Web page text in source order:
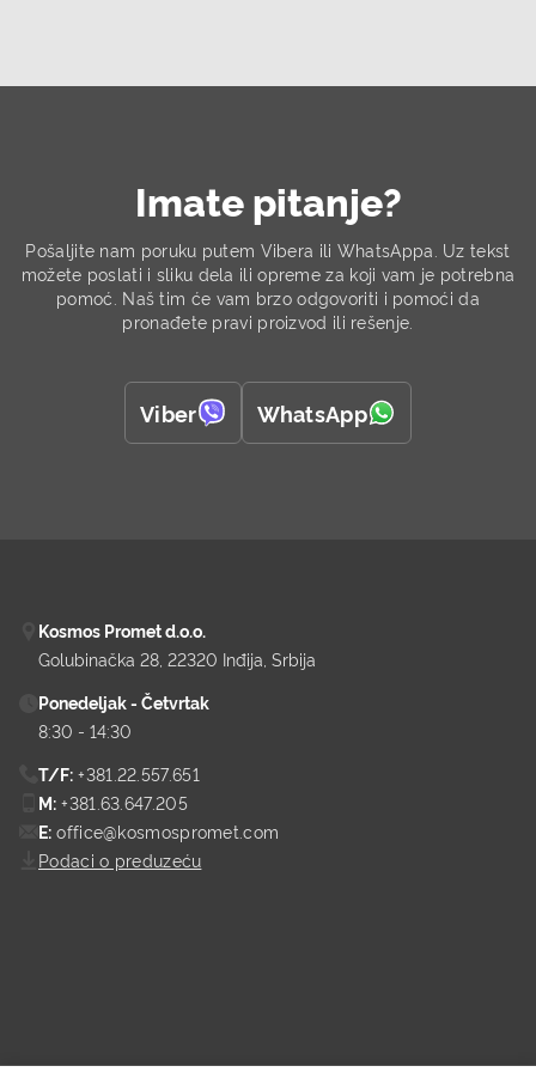
Imate pitanje?
Pošaljite nam poruku putem Vibera ili WhatsAppa. Uz tekst
možete poslati i sliku dela ili opreme za koji vam je potrebna
pomoć. Naš tim će vam brzo odgovoriti i pomoći da
pronađete pravi proizvod ili rešenje.
Viber WhatsApp
Kosmos Promet d.o.o.
Golubinačka 28 22320 Inđija Srbija
Ponedeljak - Četvrtak
8:30 - 14:30
T/F: +381.22.557.651
M: +381.63.647.205
E: office@kosmospromet.com
Podaci o preduzeću